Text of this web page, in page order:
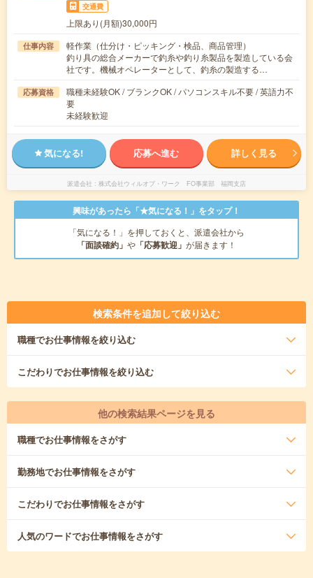
交通費
上限あり(月額)30,000円
仕事内容
軽作業（仕分け・ピッキング・検品、商品管理）
釣り具の総合メーカーで釣糸や釣り糸製品を製造している会
社です。機械オペレーターとして、釣糸の製造する…
応募資格
職種未経験OK / ブランクOK / パソコンスキル不要 / 英語力不
要
未経験歓迎
気になる! 応募へ進む 詳しく見る
派遣会社 株式会社ウィルオブ・ワーク FO事業部 福岡支店
興味があったら「★気になる！」をタップ！
「気になる！」を押しておくと、派遣会社から
「面談確約」 や 「応募歓迎」 が届きます！
検索条件を追加して絞り込む
職種でお仕事情報を絞り込む
こだわりでお仕事情報を絞り込む
他の検索結果ページを見る
職種でお仕事情報をさがす
勤務地でお仕事情報をさがす
こだわりでお仕事情報をさがす
人気のワードでお仕事情報をさがす